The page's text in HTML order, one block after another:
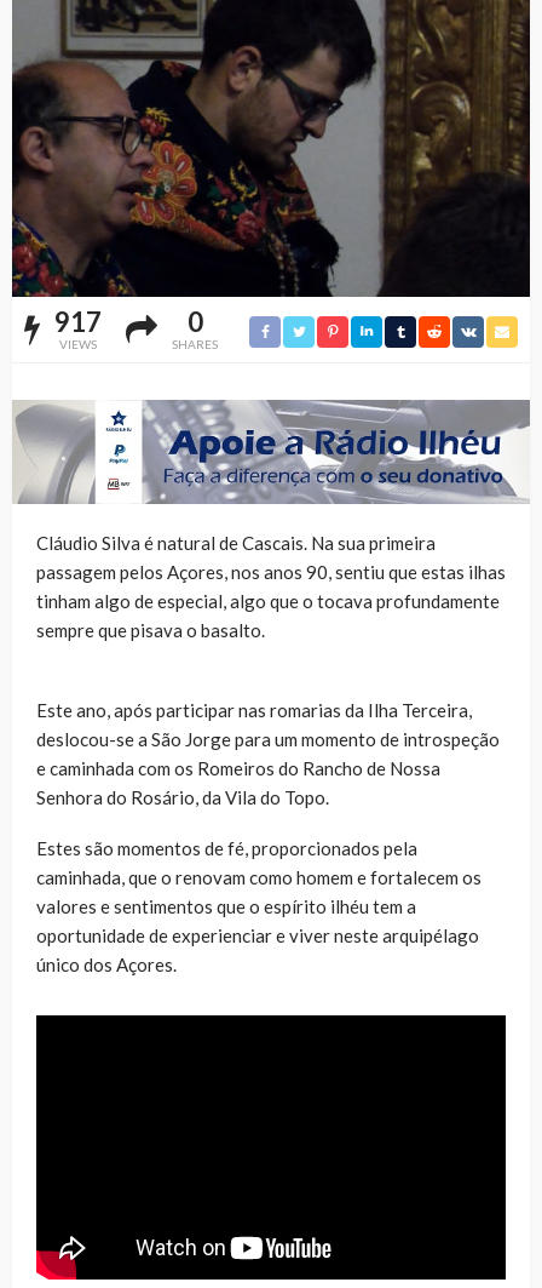
917
VIEWS
0
SHARES
Cláudio Silva é natural de Cascais. Na sua primeira
passagem pelos Açores, nos anos 90, sentiu que estas ilhas
tinham algo de especial, algo que o tocava profundamente
sempre que pisava o basalto.
Este ano, após participar nas romarias da Ilha Terceira,
deslocou-se a São Jorge para um momento de introspeção
e caminhada com os Romeiros do Rancho de Nossa
Senhora do Rosário, da Vila do Topo.
Estes são momentos de fé, proporcionados pela
caminhada, que o renovam como homem e fortalecem os
valores e sentimentos que o espírito ilhéu tem a
oportunidade de experienciar e viver neste arquipélago
único dos Açores.